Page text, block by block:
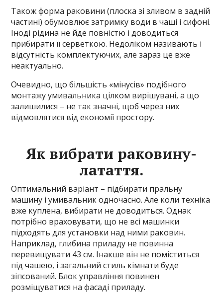
Також форма раковини (плоска зі зливом в задній
частині) обумовлює затримку води в чаші і сифоні.
Іноді рідина не йде повністю і доводиться
прибирати її серветкою. Недоліком називають і
відсутність комплектуючих, але зараз це вже
неактуально.
Очевидно, що більшість «мінусів» подібного
монтажу умивальника цілком вирішувані, а що
залишилися – не так значні, щоб через них
відмовлятися від економії простору.
Як вибрати раковину-
латаття.
Оптимальний варіант – підбирати пральну
машину і умивальник одночасно. Але коли техніка
вже куплена, вибирати не доводиться. Однак
потрібно враховувати, що не всі машинки
підходять для установки над ними раковин.
Наприклад, глибина приладу не повинна
перевищувати 43 см. Інакше він не поміститься
під чашею, і загальний стиль кімнати буде
зіпсований. Блок управління повинен
розміщуватися на фасаді приладу.